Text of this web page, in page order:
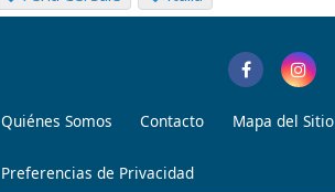
Quiénes Somos Contacto Mapa del Sitio
Preferencias de Privacidad